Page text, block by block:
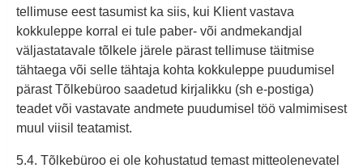
tellimuse eest tasumist ka siis, kui Klient vastava
kokkuleppe korral ei tule paber- või andmekandjal
väljastatavale tõlkele järele pärast tellimuse täitmise
tähtaega või selle tähtaja kohta kokkuleppe puudumisel
pärast Tõlkebüroo saadetud kirjalikku (sh e-postiga)
teadet või vastavate andmete puudumisel töö valmimisest
muul viisil teatamist.
5.4. Tõlkebüroo ei ole kohustatud temast mitteolenevatel